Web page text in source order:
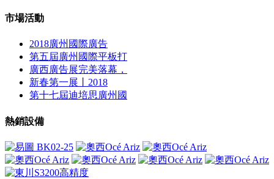
市場活動
2018廣州國際廣告
第五屆廣州國際平板打
廣西廣告展完美落幕，
新春第一展丨2018
第十七屆迪培思廣州國
熱銷設備